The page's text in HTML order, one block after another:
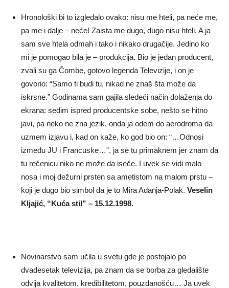
Hronološki bi to izgledalo ovako: nisu me hteli, pa neće me,
pa me i dalje – neće! Zaista me dugo, dugo nisu hteli. A ja
sam sve htela odmah i tako i nikako drugačije. Jedino ko
mi je pomogao bila je – produkcija. Bio je jedan producent,
zvali su ga Čombe, gotovo legenda Televizije, i on je
govorio: “Samo ti budi tu, nikad ne znaš šta može da
iskrsne.” Godinama sam gajila sledeći način dolaženja do
ekrana: sedim ispred producentske sobe, nešto se hitno
javi, pa neko ne zna jezik, onda ja odem do aerodroma da
uzmem izjavu i, kad on kaže, ko god bio on: “…Odnosi
između JU i Francuske…”, ja se tu primaknem jer znam da
tu rečenicu niko ne može da iseče. I uvek se vidi malo
nosa i moj dežurni prsten sa ametistom na malom prstu –
koji je dugo bio simbol da je to Mira Adanja-Polak. Veselin
Kljajić, “Kuća stil” – 15.12.1998.
Novinarstvo sam učila u svetu gde je postojalo po
dvadesetak televizija, pa znam da se borba za gledalište
odvija kvalitetom, kredibilitetom, pouzdanošću… Ja uvek